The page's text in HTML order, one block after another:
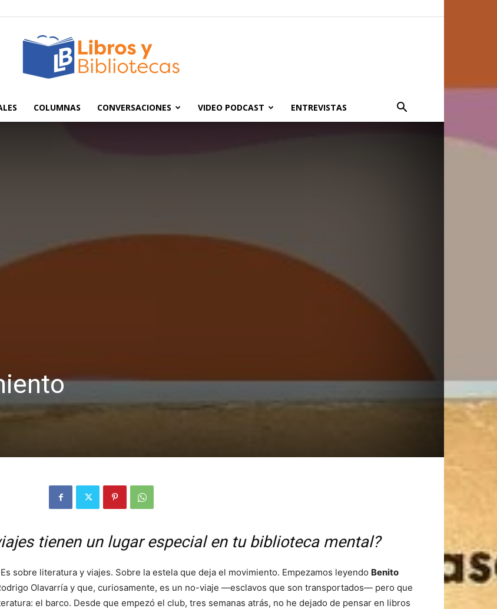
Libros
COLUMNAS CONVERSACIONES VIDEO PODCAST ENTREVISTAS
tienen un lugar especial en tu biblioteca mental?
sobre literatura y viajes. Sobre la estela que deja el movimiento. Empezamos leyendo Benito
Olavarría y que, curiosamente, es un no-viaje —esclavos que son transportados— pero que
el barco. Desde que empezó el club, tres semanas atrás, no he dejado de pensar en libros